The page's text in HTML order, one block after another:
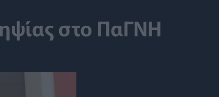
στο ΠαΓΝΗ